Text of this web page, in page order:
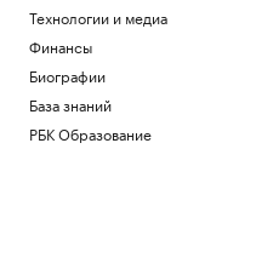
Технологии и медиа
Финансы
Биографии
База знаний
РБК Образование